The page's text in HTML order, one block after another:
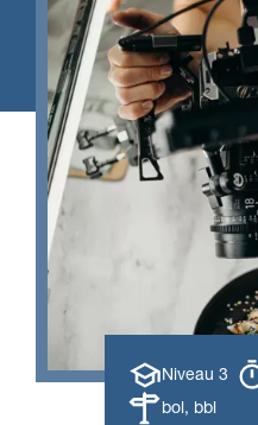
Opleiding
Niveau 3
Leerweg
bol, bbl